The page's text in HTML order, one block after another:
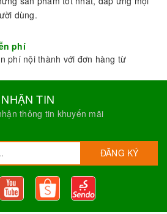
các sản phẩm Topping trân châu
Tobee Food cam kết sản phẩm giá
nguyên liệu trà sữa.
sữa tại Tobee Food bạn sẻ được
sản phẩm kém chất lượng hoặc hư
thức pha chếtròn đời hoàn toàn
với số lượng đủ.
khách hàng lên hàng đầu và làm hài
Nguyên liệu trà sữa Tobee Food
sản phẩm tốt nhất, đáp ứng mọi
dùng.